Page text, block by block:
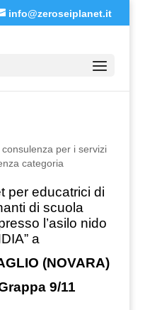
info@zeroseiplanet.it
per i servizi
categoria
per educatrici di
di scuola
l’asilo nido
a
(NOVARA)
9/11